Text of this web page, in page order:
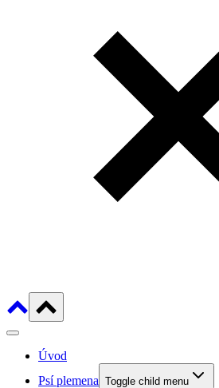
Úvod
Psí plemena Toggle child menu